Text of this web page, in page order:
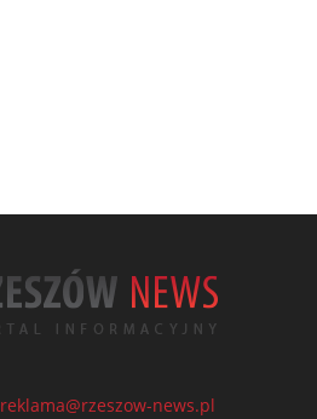
reklama@rzeszow-news.pl